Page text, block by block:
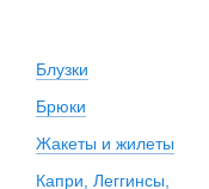
Блузки
Брюки
Жакеты и жилеты
Капри, Леггинсы,